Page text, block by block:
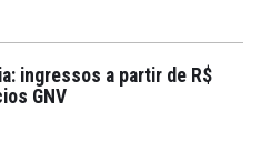
ingressos a partir de R$
GNV